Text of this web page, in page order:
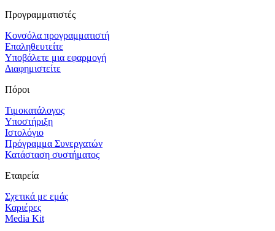
Προγραμματιστές
Κονσόλα προγραμματιστή
Επαληθευτείτε
Υποβάλετε μια εφαρμογή
Διαφημιστείτε
Πόροι
Τιμοκατάλογος
Υποστήριξη
Ιστολόγιο
Πρόγραμμα Συνεργατών
Κατάσταση συστήματος
Εταιρεία
Σχετικά με εμάς
Καριέρες
Media Kit